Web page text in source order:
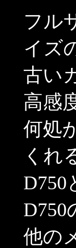
フル
イズ
古い
高感
何処
くれ
D750
D750
他の